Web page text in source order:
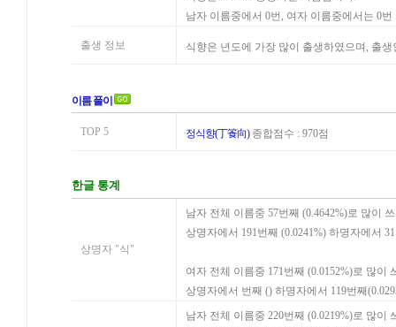
남자 이름중에서 0번, 여자 이름중에서는 0
출생 정보 식향은 년도에 가장 많이 출생하였으며, 출
이름 풀이
TOP 5 정식향(丁篒向)종합점수 : 970점
한글 통계
상명자 "식"
남자 전체 이름중 57번째 (0.4642%)로 많이
상명자에서 191번째 (0.0241%) 하명자에서
여자 전체 이름중 171번째 (0.0152%)로 많이
상명자에서 번째 () 하명자에서 119번째
남자 전체 이름중 220번째 (0.0219%)로 많이